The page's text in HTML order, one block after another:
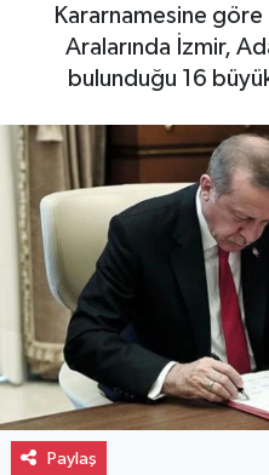
Kararnamesine göre
Aralarında İzmir,
bulunduğu 16
Paylaş
Otovitrin
Asayiş
Magazin
Gayrimenkul
Spor
Eğitim
Haber Arşivi